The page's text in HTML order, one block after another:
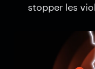
stopper les